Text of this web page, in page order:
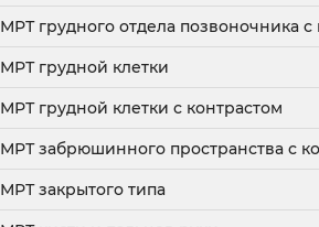
МРТ грудного отдела позвоночника
МРТ грудной клетки
МРТ грудной клетки с контрастом
МРТ забрюшинного пространства с
МРТ закрытого типа